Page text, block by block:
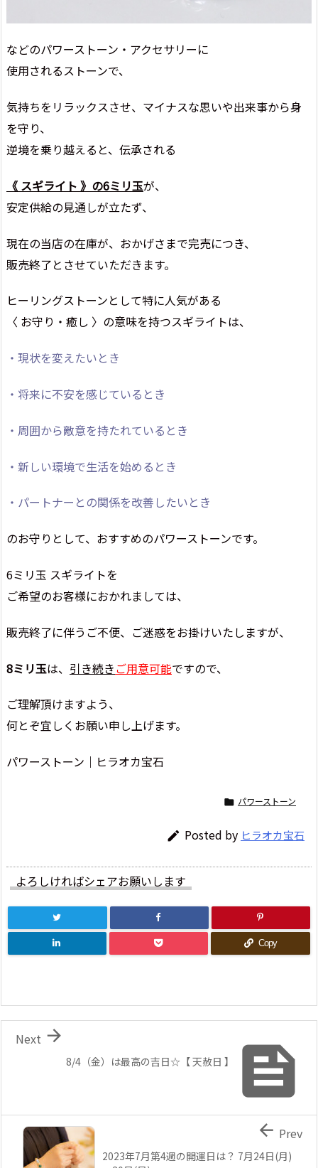
などのパワーストーン・アクセサリーに
使用されるストーンで、
気持ちをリラックスさせ、マイナスな思いや出来事から身
を守り、
逆境を乗り越えると、伝承される
《 スギライト 》の6ミリ玉が、
安定供給の見通しが立たず、
現在の当店の在庫が、おかげさまで完売につき、
販売終了とさせていただきます。
ヒーリングストーンとして特に人気がある
〈 お守り・癒し 〉の意味を持つスギライトは、
・現状を変えたいとき
・将来に不安を感じているとき
・周囲から敵意を持たれているとき
・新しい環境で生活を始めるとき
・パートナーとの関係を改善したいとき
のお守りとして、おすすめのパワーストーンです。
6ミリ玉 スギライトを
ご希望のお客様におかれましては、
販売終了に伴うご不便、ご迷惑をお掛けいたしますが、
8ミリ玉は、 引き続きご用意可能ですので、
ご理解頂けますよう、
何とぞ宜しくお願い申し上げます。
パワーストーン｜ヒラオカ宝石
 パワーストーン
 Posted by ヒラオカ宝石
よろしければシェアお願いします
Copy

8/4（金）は最高の吉日☆【 天赦日 】

Next
2023年7月第4週の開運日は？ 7月24日(月)
 Prev